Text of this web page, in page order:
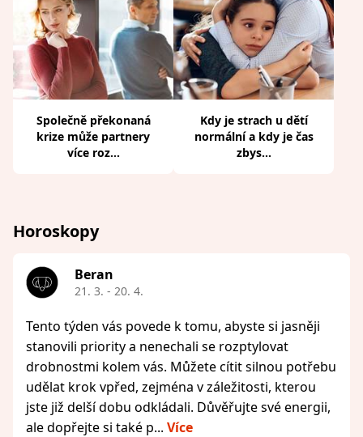
Společně překonaná
krize může partnery
více roz...
Kdy je strach u dětí
normální a kdy je čas
zbys...
Horoskopy
Beran
21. 3. - 20. 4.
Tento týden vás povede k tomu, abyste si jasněji
stanovili priority a nenechali se rozptylovat
drobnostmi kolem vás. Můžete cítit silnou potřebu
udělat krok vpřed, zejména v záležitosti, kterou
jste již delší dobu odkládali. Důvěřujte své energii,
ale dopřejte si také p... Více